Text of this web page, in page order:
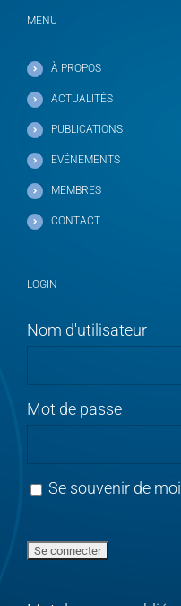
MENU
À PROPOS
ACTUALITÉS
PUBLICATIONS
EVÉNEMENTS
MEMBRES
CONTACT
LOGIN
Nom d'utilisateur
Mot de passe
Se souvenir de moi